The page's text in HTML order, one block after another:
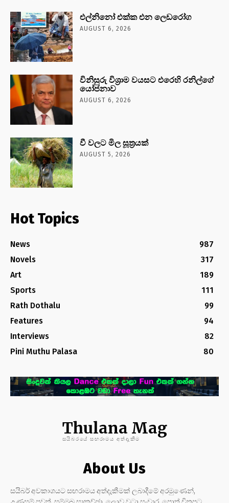
එල්නිනෝ එක්ක එන ලෙඩරෝග
AUGUST 6, 2026
විනිසුරු විශ්‍රාම වයසට එරෙහි රනිල්ගේ
යෝජනාව
AUGUST 6, 2026
වී වලට මිල සූත්‍රයක්
AUGUST 5, 2026
Hot Topics
News
987
Novels
317
Art
189
Sports
111
Rath Dothalu
99
Features
94
Interviews
82
Pini Muthu Palasa
80
Thulana Mag
සයිබරයේ සඟරාමය අත්දැකීම
About Us
සයිබර් අවකාශයට සඟරාමය අත්දැකීමක් ලබාදීමේ අරමුණෙන්,